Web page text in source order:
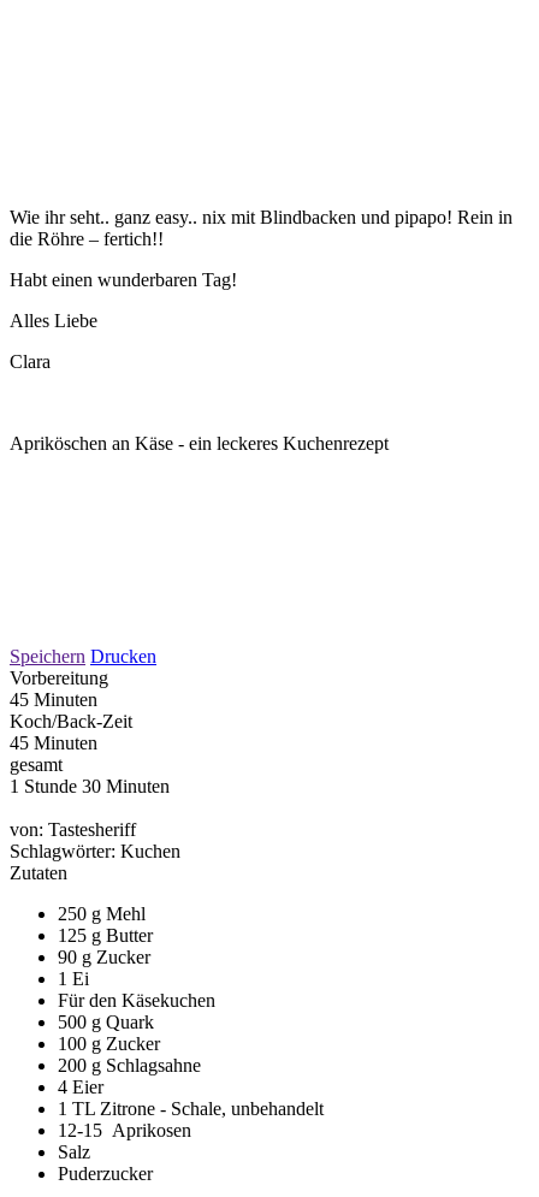
Wie ihr seht.. ganz easy.. nix mit Blindbacken und pipapo! Rein in
die Röhre – fertich!!
Habt einen wunderbaren Tag!
Alles Liebe
Clara
Apriköschen an Käse - ein leckeres Kuchenrezept
Speichern Drucken
Vorbereitung
45 Minuten
Koch/Back-Zeit
45 Minuten
gesamt
1 Stunde 30 Minuten
von: Tastesheriff
Schlagwörter: Kuchen
Zutaten
250 g Mehl
125 g Butter
90 g Zucker
1 Ei
Für den Käsekuchen
500 g Quark
100 g Zucker
200 g Schlagsahne
4 Eier
1 TL Zitrone - Schale, unbehandelt
12-15 Aprikosen
Salz
Puderzucker